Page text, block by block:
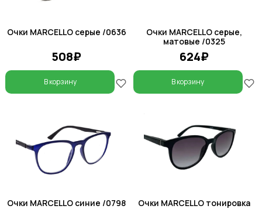
Очки MARCELLO серые /0636
508₽
В корзину
Очки MARCELLO серые,
матовые /0325
624₽
В корзину
Очки MARCELLO синие /0798
Очки MARCELLO тонировка